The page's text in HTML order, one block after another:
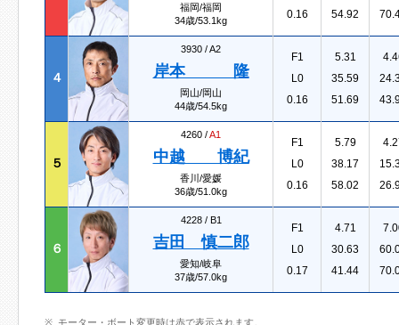
福岡/福岡
34歳/53.1kg
0.16
54.92
４
3930 /A2
岸本 隆
岡山/岡山
44歳/54.5kg
F1
L0
0.16
5.31
35.59
51.69
５
4260 /A1
中越 博紀
香川/愛媛
36歳/51.0kg
F1
L0
0.16
5.79
38.17
58.02
６
4228 / B1
吉田 慎二郎
愛知/岐阜
37歳/57.0kg
F1
L0
0.17
4.71
30.63
41.44
モーター・ボート変更時は赤で表示されます。